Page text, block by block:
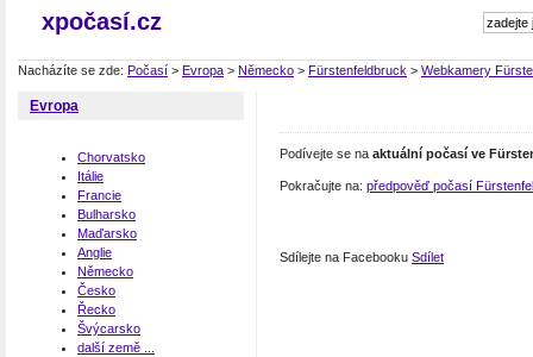
xpočasí.cz
Nacházíte se zde: Počasí > Evropa > Německo > Fürstenfeldbruck > Webkamery
Evropa
Chorvatsko
Itálie
Francie
Bulharsko
Maďarsko
Anglie
Německo
Česko
Řecko
Švýcarsko
další země ...
Podívejte se na aktuální počasí ve
Pokračujte na: předpověď počasí
Sdílejte na Facebooku Sdílet